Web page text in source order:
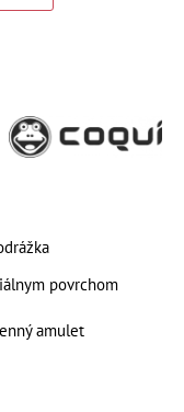
povrchom
amulet